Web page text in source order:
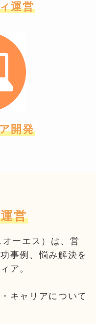
運営
開発
営
ーエス）は、営
事例、悩み解決を
ア。
キャリアについて